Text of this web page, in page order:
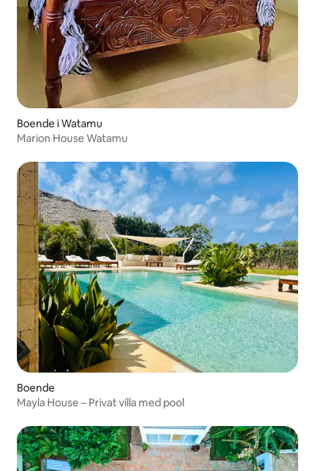
Boende i Watamu
Marion House Watamu
Boende
Mayla House – Privat villa med pool